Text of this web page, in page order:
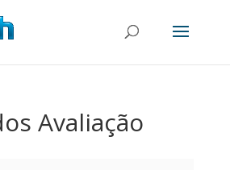
Avaliação